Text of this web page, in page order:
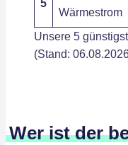
5
Unsere 5
(Stand:
Wer ist der